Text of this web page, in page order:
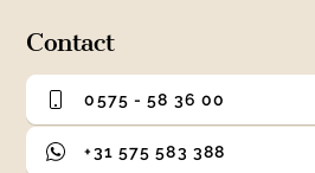
Contact
0575 - 58 36 00
+31 575 583 388